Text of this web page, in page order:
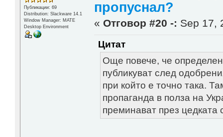
Публикации: 69
Distribution: Slackware 14.1
Window Manager: MATE
Desktop Environment
пропуснал?
« Отговор #20 -: Sep 17,
Цитат
Още повече, че
публикуват след
при който е точно така.
пропаганда в полза на
преминават през цедката